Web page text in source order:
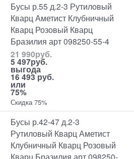
Бусы р.55 д.2-3 Рутиловый
Кварц Аметист Клубничный
Кварц Розовый Кварц
Бразилия арт 098250-55-4
21 990руб.
5 497руб.
выгода
16 493 руб.
или
75%
Скидка 75%
Бусы р.42-47 д.2-3
Рутиловый Кварц Аметист
Клубничный Кварц Розовый
Кварц Бразилия арт 098250-